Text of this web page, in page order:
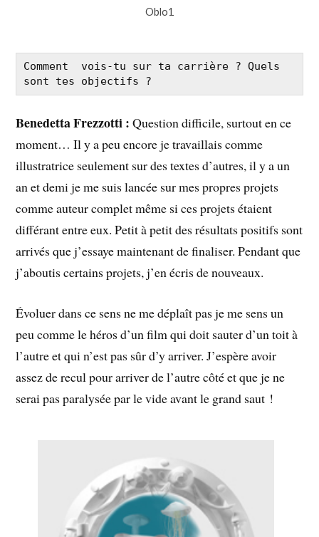
Oblo1
Comment  vois-tu sur ta carrière ? Quels
sont tes objectifs ?
Benedetta Frezzotti : Question difficile, surtout en ce
moment… Il y a peu encore je travaillais comme
illustratrice seulement sur des textes d’autres, il y a un
an et demi je me suis lancée sur mes propres projets
comme auteur complet même si ces projets étaient
différant entre eux. Petit à petit des résultats positifs sont
arrivés que j’essaye maintenant de finaliser. Pendant que
j’aboutis certains projets, j’en écris de nouveaux.
Évoluer dans ce sens ne me déplaît pas je me sens un
peu comme le héros d’un film qui doit sauter d’un toit à
l’autre et qui n’est pas sûr d’y arriver. J’espère avoir
assez de recul pour arriver de l’autre côté et que je ne
serai pas paralysée par le vide avant le grand saut !